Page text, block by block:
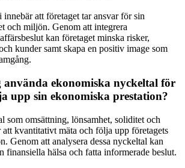
innebär att företaget tar ansvar för sin
och miljön. Genom att integrera
kan företaget minska risker,
kunder samt skapa en positiv image som
ekonomiska nyckeltal för
upp sin ekonomiska prestation?
som omsättning, lönsamhet, soliditet och
kvantitativt mäta och följa upp företagets
Genom att analysera dessa nyckeltal kan
finansiella hälsa och fatta informerade beslut.